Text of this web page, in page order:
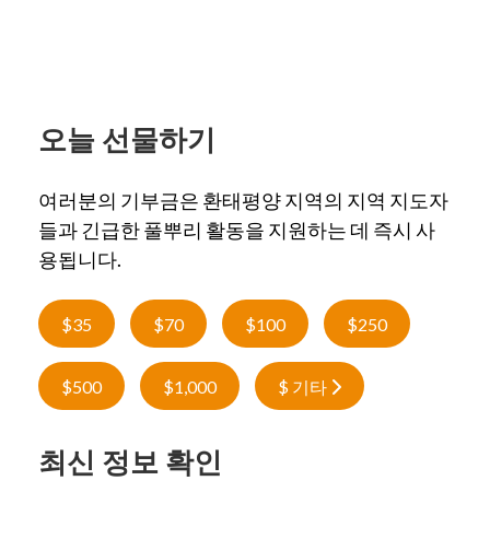
오늘 선물하기
여러분의 기부금은 환태평양 지역의 지역 지도자
들과 긴급한 풀뿌리 활동을 지원하는 데 즉시 사
용됩니다.
$35 $70 $100 $250
$500 $1,000 $ 기타
최신 정보 확인